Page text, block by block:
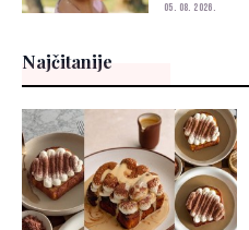
05. 08. 2026.
Najčitanije